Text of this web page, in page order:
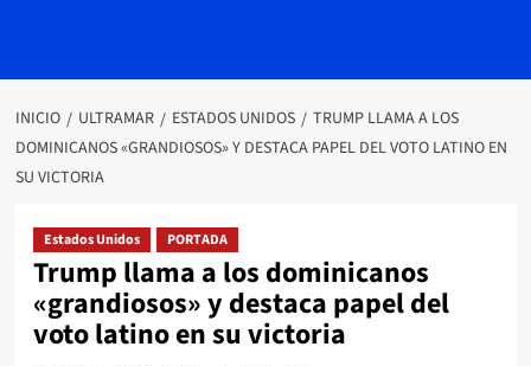
INICIO ULTRAMAR ESTADOS UNIDOS
TRUMP LLAMA A LOS
DOMINICANOS «GRANDIOSOS» Y DESTACA PAPEL DEL VOTO LATINO EN
SU VICTORIA
Estados Unidos PORTADA
Trump llama a los dominicanos
«grandiosos» y destaca papel del
voto latino en su victoria